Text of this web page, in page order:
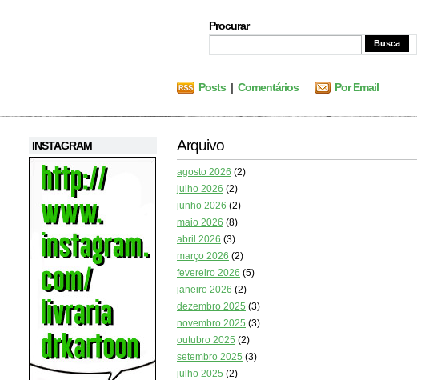
Procurar
Posts | Comentários Por Email
INSTAGRAM Arquivo
agosto 2026 (2)
julho 2026 (2)
junho 2026 (2)
maio 2026 (8)
abril 2026 (3)
março 2026 (2)
fevereiro 2026 (5)
janeiro 2026 (2)
dezembro 2025 (3)
novembro 2025 (3)
outubro 2025 (2)
setembro 2025 (3)
julho 2025 (2)